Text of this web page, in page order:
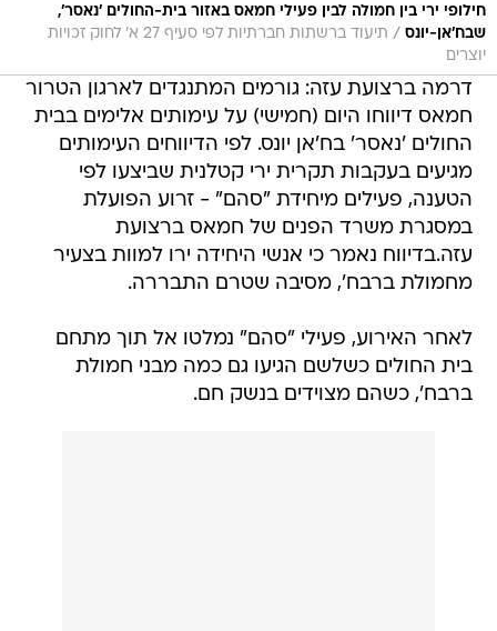
חילופי ירי בין חמולה לבין פעילי חמאס באזור בית-החולים 'נאסר',
שבח'אן-יונס /
תיעוד ברשתות חברתיות לפי סעיף 27 א' לחוק זכויות
יוצרים
דרמה ברצועת עזה: גורמים המתנגדים לארגון הטרור
חמאס דיווחו היום (חמישי) על עימותים אלימים בבית
החולים 'נאסר' בח'אן יונס. לפי הדיווחים העימותים
מגיעים בעקבות תקרית ירי קטלנית שביצעו לפי
הטענה, פעילים מיחידת "סהם" - זרוע הפועלת
במסגרת משרד הפנים של חמאס ברצועת
עזה.בדיווח נאמר כי אנשי היחידה ירו למוות בצעיר
מחמולת ברבח', מסיבה שטרם התבררה.
לאחר האירוע, פעילי "סהם" נמלטו אל תוך מתחם
בית החולים כשלשם הגיעו גם כמה מבני חמולת
ברבח', כשהם מצוידים בנשק חם.